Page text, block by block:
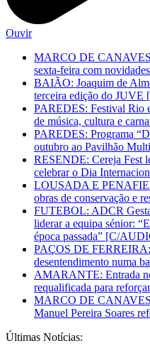
Ouvir
MARCO DE
sexta-feira com
BAIÃO: Joaquim de
terceira edição do
PAREDES: Festival Rio
de música, cultura e
PAREDES: Programa
outubro ao Pavilhão
RESENDE: Cereja Fest
celebrar o Dia
LOUSADA E
obras de conservação e
FUTEBOL: ADCR
liderar a equipa sénior:
época passada” [C/
PAÇOS DE FERREIRA:
desentendimento numa
AMARANTE: Entrada
requalificada para
MARCO DE
Manuel Pereira Soares
Últimas Notícias: